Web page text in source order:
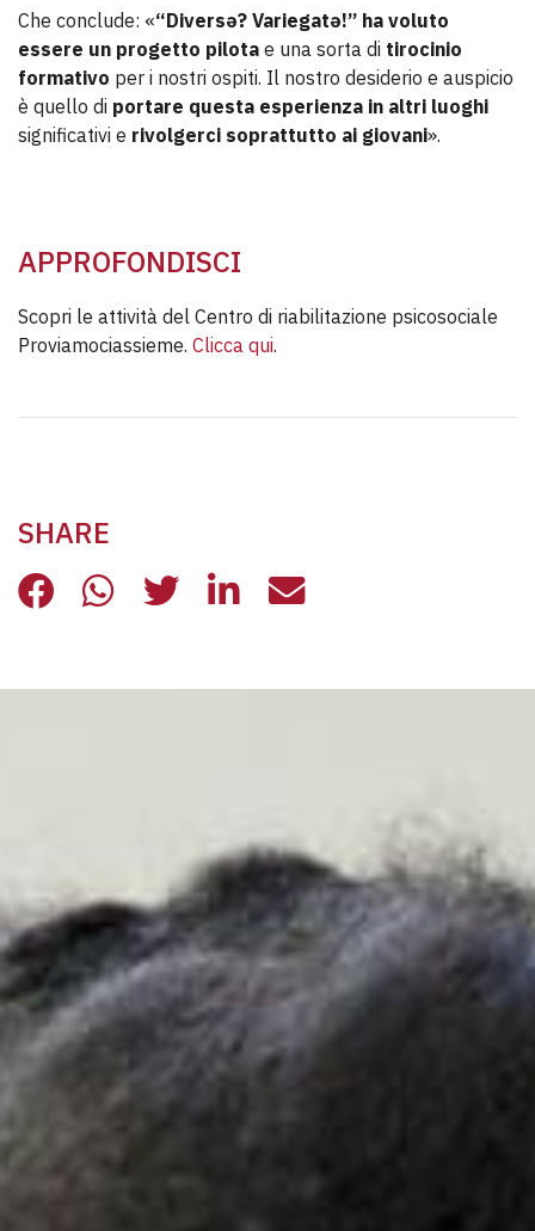
Che conclude: «“Diversə? Variegatə!” ha voluto
essere un progetto pilota e una sorta di tirocinio
formativo per i nostri ospiti. Il nostro desiderio e auspicio
è quello di portare questa esperienza in altri luoghi
significativi e rivolgerci soprattutto ai giovani».
APPROFONDISCI
Scopri le attività del Centro di riabilitazione psicosociale
Proviamociassieme. Clicca qui.
SHARE
CONCLUSO IL PROGETTO
CONCLUSO IL PROGETTO
CONCLUSO IL PROGETTO
CONCLUSO IL
CONCLUSO IL